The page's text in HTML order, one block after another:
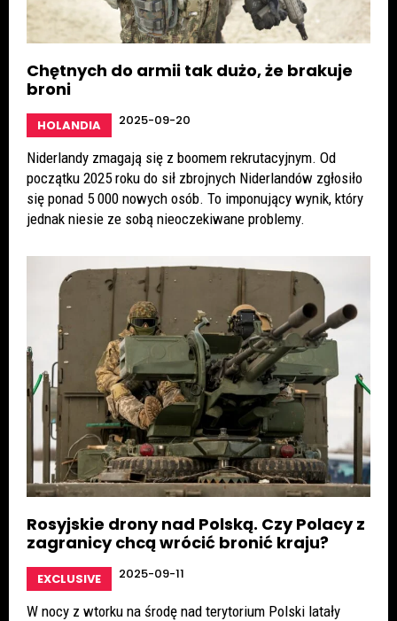
Chętnych do armii tak dużo, że brakuje
broni
HOLANDIA 2025-09-20
Niderlandy zmagają się z boomem rekrutacyjnym. Od
początku 2025 roku do sił zbrojnych Niderlandów zgłosiło
się ponad 5 000 nowych osób. To imponujący wynik, który
jednak niesie ze sobą nieoczekiwane problemy.
Rosyjskie drony nad Polską. Czy Polacy z
zagranicy chcą wrócić bronić kraju?
EXCLUSIVE 2025-09-11
W nocy z wtorku na środę nad terytorium Polski latały